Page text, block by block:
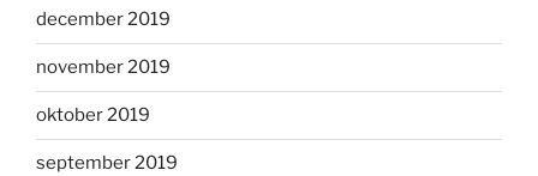
december 2019
november 2019
oktober 2019
september 2019